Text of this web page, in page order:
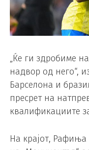
„Ќе ги здробиме
надвор од него“,
Барселона и
пресрет на
квалификациите
На крајот,